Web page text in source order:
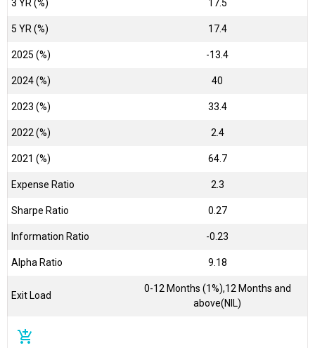
3 YR (%) 17.5
5 YR (%) 17.4
2025 (%) -13.4
2024 (%) 40
2023 (%) 33.4
2022 (%) 2.4
2021 (%) 64.7
Expense Ratio 2.3
Sharpe Ratio 0.27
Information Ratio -0.23
Alpha Ratio 9.18
Exit Load
0-12 Months (1%),12 Months and
above(NIL)
add_shopping_cart